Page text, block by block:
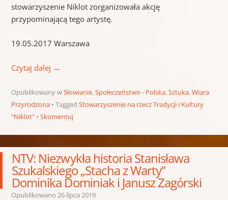
stowarzyszenie Niklot zorganizowała akcję
przypominającą tego artystę.
19.05.2017 Warszawa
Czytaj dalej →
Opublikowany wSłowianie,Społeczeństwo - Polska,Sztuka,Wiara
Przyrodzona
Tagged Stowarzyszenie na rzecz Tradycji i Kultury
"Niklot"
Skomentuj
NTV: Niezwykła historia Stanisława
Szukalskiego „Stacha z Warty”
Dominika Dominiak i Janusz Zagórski
Opublikowano 26 lipca 2019